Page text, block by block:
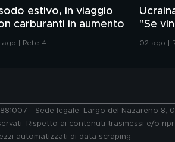
estivo, in viaggio
carburanti in aumento
ago | Rete 4
"Se
alle
02 ago |
- Sede legale: Largo del Nazareno
Rispetto ai contenuti trasmessi e/o
automatizzati di data scraping.